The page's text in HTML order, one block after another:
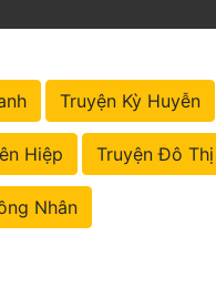
Truyện Kỳ Huyễn
Hiệp Truyện Đô Thị
Nhân